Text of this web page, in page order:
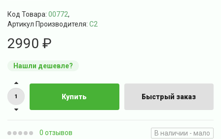
Код Товара: 00772,
Артикул Производителя: C2
2990 ₽
Нашли дешевле?
Купить Быстрый заказ
0 отзывов В наличии - мало